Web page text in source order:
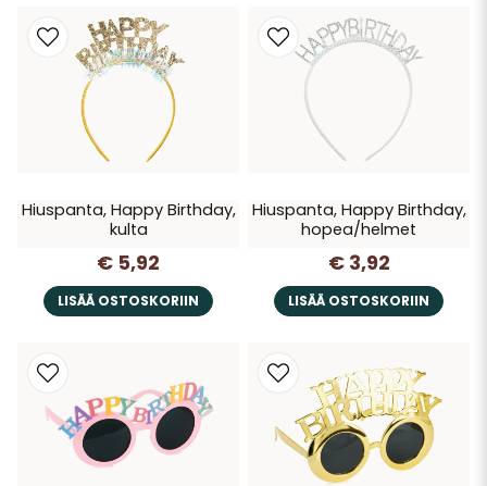
Hiuspanta, Happy Birthday,
kulta
€ 5,92
LISÄÄ OSTOSKORIIN
Hiuspanta, Happy Birthday,
hopea/helmet
€ 3,92
LISÄÄ OSTOSKORIIN